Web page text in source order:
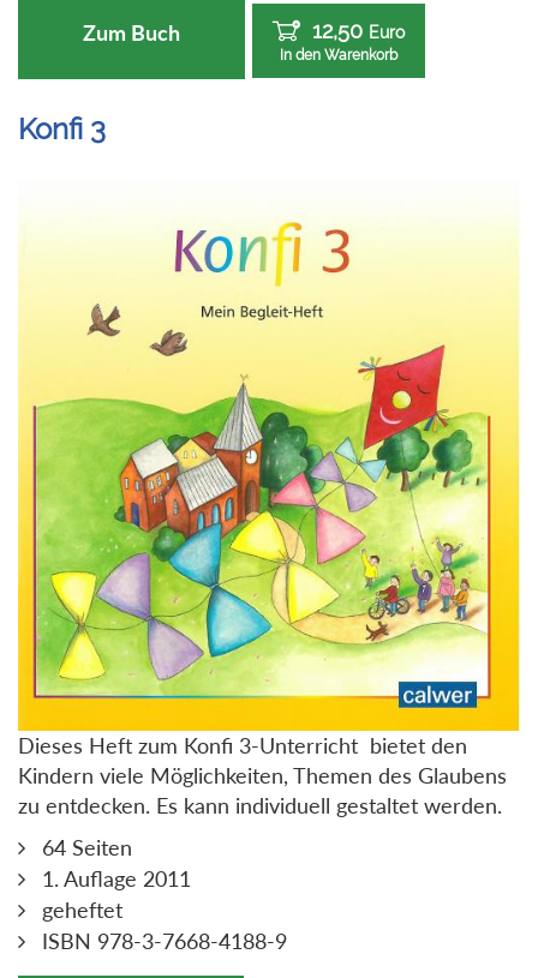
Zum Buch 12,50 Euro
In den Warenkorb
Konfi 3
Dieses Heft zum Konfi 3-Unterricht bietet den
Kindern viele Möglichkeiten, Themen des Glaubens
zu entdecken. Es kann individuell gestaltet werden.
64 Seiten
1. Auflage 2011
geheftet
ISBN 978-3-7668-4188-9